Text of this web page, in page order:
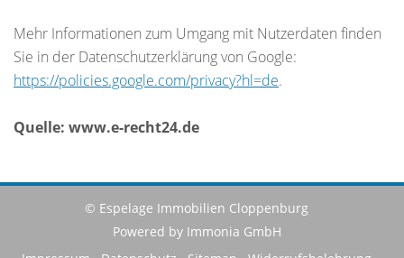
Mehr Informationen zum Umgang mit Nutzerdaten finden
Sie in der Datenschutzerklärung von Google:
https://policies.google.com/privacy?hl=de.
Quelle: www.e-recht24.de
© Espelage Immobilien Cloppenburg
Powered by Immonia GmbH